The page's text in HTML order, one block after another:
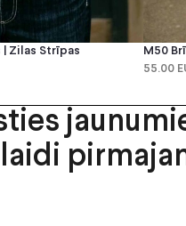
| Zilas Strīpas
M50
55.00